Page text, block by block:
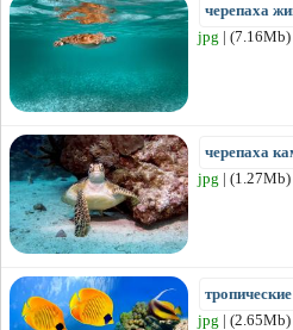
черепаха
jpg | (7.16Mb)
черепаха
jpg | (1.27Mb)
jpg | (2.65Mb)